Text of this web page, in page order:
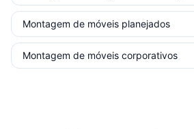
Montagem de móveis planejados
Montagem de móveis corporativos